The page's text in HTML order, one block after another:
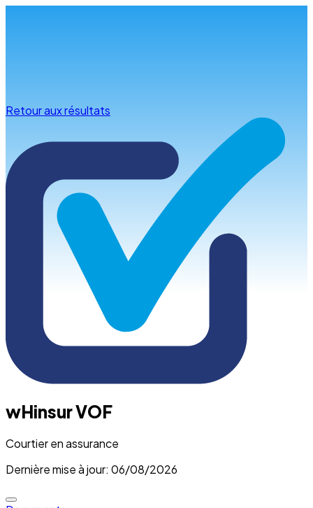
Retour aux résultats
wHinsur VOF
Courtier en assurance
Dernière mise à jour: 06/08/2026